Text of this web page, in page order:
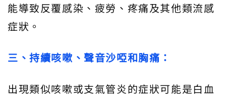
能導致反覆感染、疲勞、疼痛及其他類流感
症狀。
三、持續咳嗽、聲音沙啞和胸痛：
出現類似咳嗽或支氣管炎的症狀可能是白血